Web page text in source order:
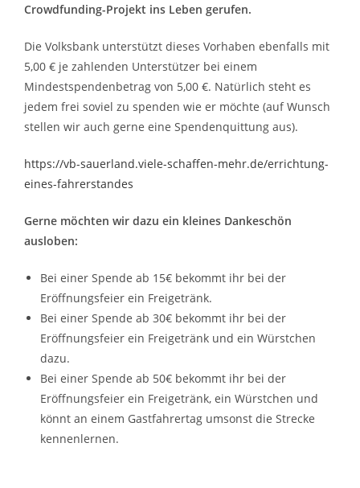
Crowdfunding-Projekt ins Leben gerufen.
Die Volksbank unterstützt dieses Vorhaben ebenfalls mit
5,00 € je zahlenden Unterstützer bei einem
Mindestspendenbetrag von 5,00 €. Natürlich steht es
jedem frei soviel zu spenden wie er möchte (auf Wunsch
stellen wir auch gerne eine Spendenquittung aus).
https://vb-sauerland.viele-schaffen-mehr.de/errichtung-
eines-fahrerstandes
Gerne möchten wir dazu ein kleines Dankeschön
ausloben:
Bei einer Spende ab 15€ bekommt ihr bei der
Eröffnungsfeier ein Freigetränk.
Bei einer Spende ab 30€ bekommt ihr bei der
Eröffnungsfeier ein Freigetränk und ein Würstchen
dazu.
Bei einer Spende ab 50€ bekommt ihr bei der
Eröffnungsfeier ein Freigetränk, ein Würstchen und
könnt an einem Gastfahrertag umsonst die Strecke
kennenlernen.